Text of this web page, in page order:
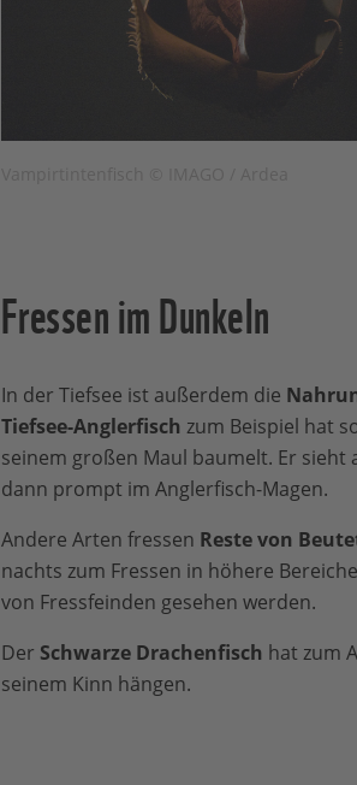
Fressen im Dunkeln
In der Tiefsee ist außerdem die
Tiefsee-Anglerfisch zum Beispiel hat
seinem großen Maul baumelt. Er sieht
dann prompt im Anglerfisch-Magen.
Andere Arten fressen Reste von
nachts zum Fressen in höhere
von Fressfeinden gesehen werden.
Der Schwarze Drachenfisch hat zum
seinem Kinn hängen.